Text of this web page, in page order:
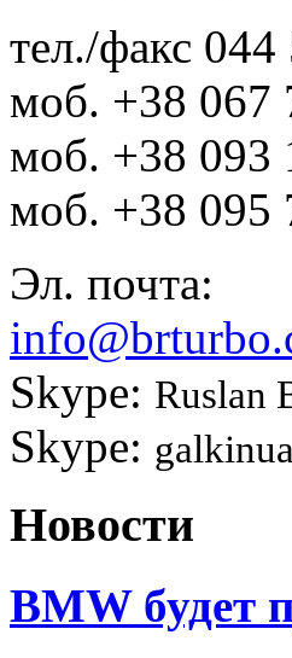
тел./факс 044
моб. +38 067
моб. +38 093
моб. +38 095
Эл. почта:
Skype: Ruslan
Skype: galkinua
Новости
BMW будет